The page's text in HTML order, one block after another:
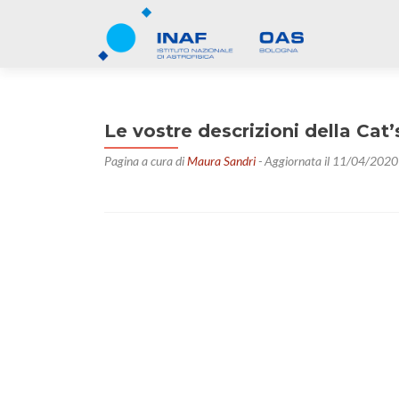
Le vostre descrizioni della
Pagina a cura diMaura Sandri- Aggiornata il 11/04/2020